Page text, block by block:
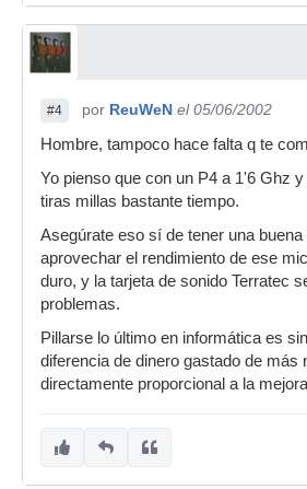
#4 por ReuWeN el 05/06/2002
Hombre, tampoco hace falta q te
Yo pienso que con un P4 a 1'6 Ghz
tiras millas bastante tiempo.
Asegúrate eso sí de tener una buena
aprovechar el rendimiento de ese
duro, y la tarjeta de sonido Terratec
problemas.
Pillarse lo último en informática es
diferencia de dinero gastado de más
directamente proporcional a la